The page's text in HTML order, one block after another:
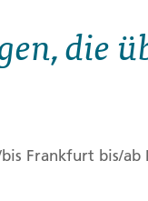
die
Frankfurt bis/ab